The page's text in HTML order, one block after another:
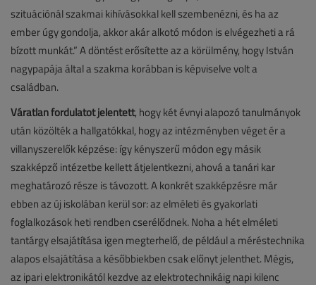
szituációnál szakmai kihívásokkal kell szembenézni, és ha az
ember úgy gondolja, akkor akár alkotó módon is elvégezheti a rá
bízott munkát.” A döntést erősítette az a körülmény, hogy István
nagypapája által a szakma korábban is képviselve volt a
családban.
Váratlan fordulatot jelentett, hogy két évnyi alapozó tanulmányok
után közölték a hallgatókkal, hogy az intézményben véget ér a
villanyszerelők képzése: így kényszerű módon egy másik
szakképző intézetbe kellett átjelentkezni, ahová a tanári kar
meghatározó része is távozott. A konkrét szakképzésre már
ebben az új iskolában kerül sor: az elméleti és gyakorlati
foglalkozások heti rendben cserélődnek. Noha a hét elméleti
tantárgy elsajátítása igen megterhelő, de például a méréstechnika
alapos elsajátítása a későbbiekben csak előnyt jelenthet. Mégis,
az ipari elektronikától kezdve az elektrotechnikáig napi kilenc